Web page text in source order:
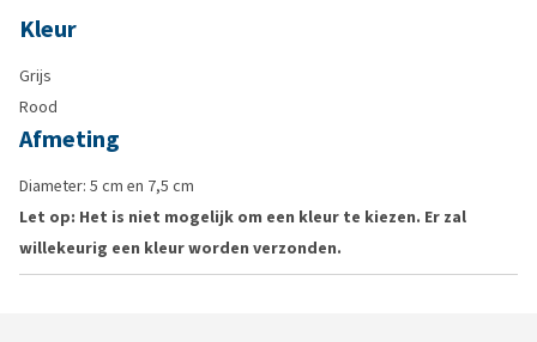
Kleur
Grijs
Rood
Afmeting
Diameter: 5 cm en 7,5 cm
Let op: Het is niet mogelijk om een kleur te kiezen. Er zal
willekeurig een kleur worden verzonden.